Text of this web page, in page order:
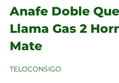
Anafe Doble
Llama Gas 2
Mate
TELOCONSIGO